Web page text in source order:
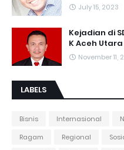
July 15, 2023
Kejadian di
K Aceh
November 11,
LABELS
Bisnis Internasional
Ragam
Regional